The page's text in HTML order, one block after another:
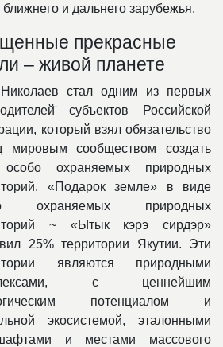
ближнего и дальнего зарубежья.
прекрасные
– живой планете
стал одним из первых
субъектов Российской
который взял обязательство
мировым сообществом создать
особо охраняемых природных
«Подарок земле» в виде
охраняемых природных
~ «Ытык кэрэ сирдэр»
25% территории Якутии. Эти
являются природными
с ценнейшим
потенциалом и
экосистемой, эталонными
и местами массового